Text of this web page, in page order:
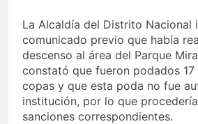
La Alcaldía del Distrito Nacional
comunicado previo que había
descenso al área del Parque
constató que fueron podados 17
copas y que esta poda no fue
institución, por lo que
sanciones correspondientes.